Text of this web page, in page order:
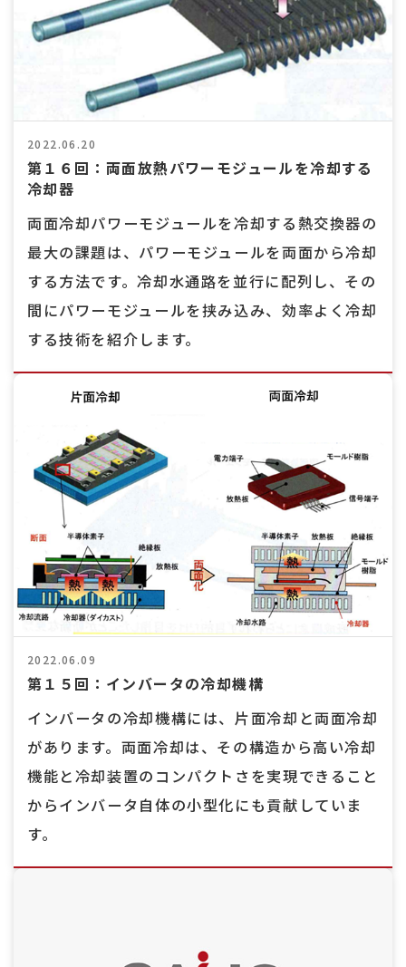
2022.06.20
第１６回：両面放熱パワーモジュールを冷却する
冷却器
両面冷却パワーモジュールを冷却する熱交換器の
最大の課題は、パワーモジュールを両面から冷却
する方法です。冷却水通路を並行に配列し、その
間にパワーモジュールを挟み込み、効率よく冷却
する技術を紹介します。
2022.06.09
第１５回：インバータの冷却機構
インバータの冷却機構には、片面冷却と両面冷却
があります。両面冷却は、その構造から高い冷却
機能と冷却装置のコンパクトさを実現できること
からインバータ自体の小型化にも貢献していま
す。